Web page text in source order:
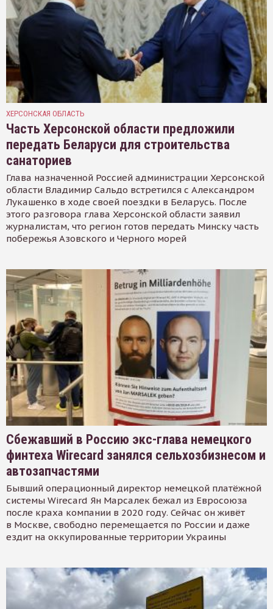
ХЕРСОНСКАЯ ОБЛАСТЬ
Часть Херсонской области предложили
передать Беларуси для строительства
санаториев
Глава назначенной Россией администрации Херсонской
области Владимир Сальдо встретился с Александром
Лукашенко в ходе своей поездки в Беларусь. После
этого разговора глава Херсонской области заявил
журналистам, что регион готов передать Минску часть
побережья Азовского и Черного морей
Сбежавший в Россию экс-глава немецкого
финтеха Wirecard занялся сельхозбизнесом и
автозапчастями
Бывший операционный директор немецкой платёжной
системы Wirecard Ян Марсалек бежал из Евросоюза
после краха компании в 2020 году. Сейчас он живёт
в Москве, свободно перемещается по России и даже
ездит на оккупированные территории Украины